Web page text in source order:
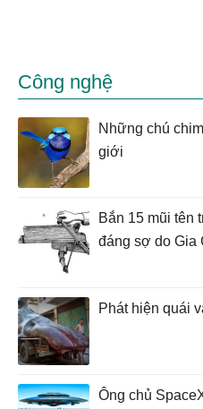
Công nghệ
Những chú
giới
Bắn 15 mũi tên
đáng sợ do Gia
Phát hiện quái
Ông chủ